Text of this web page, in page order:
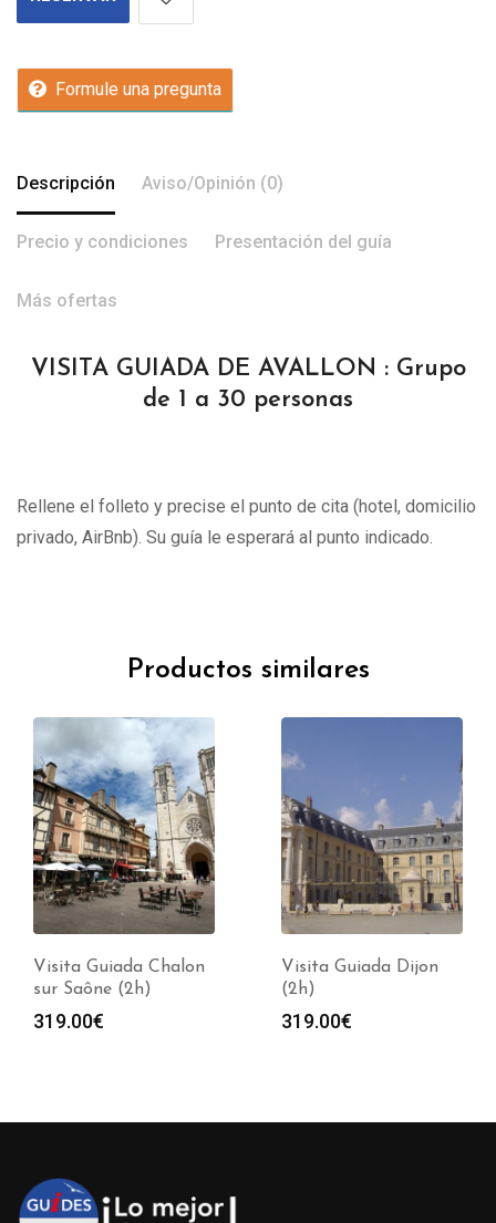
Formule una pregunta
Descripción Aviso/Opinión (0)
Precio y condiciones Presentación del guía
Más ofertas
VISITA GUIADA DE AVALLON : Grupo
de 1 a 30 personas
Rellene el folleto y precise el punto de cita (hotel, domicilio
privado, AirBnb). Su guía le esperará al punto indicado.
Productos similares
Visita Guiada Chalon
sur Saône (2h)
319.00€
Visita Guiada Dijon
(2h)
319.00€